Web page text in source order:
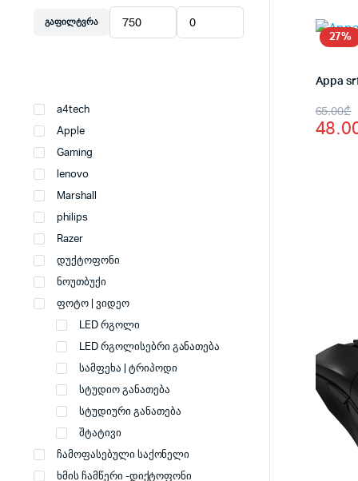
27%
Appa
65.00₾
price
price
ᲒᲐᲤᲘᲚᲢᲕᲠᲐ
a4tech
Apple
Gaming
lenovo
Marshall
philips
Razer
დუქტოფონი
ნოუთბუქი
ფოტო | ვიდეო
LED რგოლი
LED რგოლისებრი განათება
სამფეხა | ტრიპოდი
სტუდიო განათება
სტუდიური განათება
შტატივი
ჩამოფასებული საქონელი
ხმის ჩამწერი -დიქტოფონი